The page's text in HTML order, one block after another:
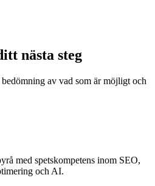
nästa steg
av vad som är möjligt och
med spetskompetens inom SEO,
och AI.